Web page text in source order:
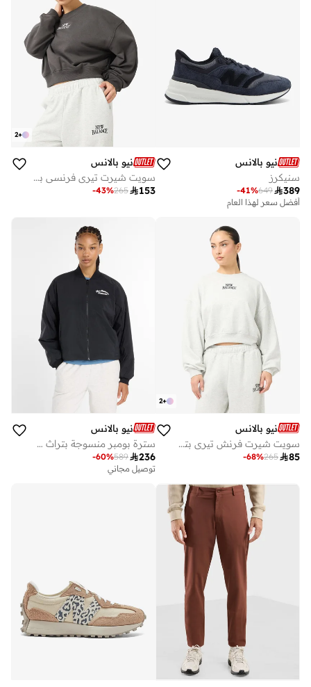
نيو بالانس
سنيكرز
389
649
-41%
أفضل سعر لهذا العام
أفضل سعر لهذا العام
+
2
نيو بالانس
سويت شيرت تيري فرنسي بتصميم تراثي خطي
153
265
-43%
+
2
نيو بالانس
سويت شيرت فرنش تيري بتصميم تراثي خطي
85
265
-68%
نيو بالانس
سترة بومبر منسوجة بتراث خطي
236
589
-60%
توصيل مجاني